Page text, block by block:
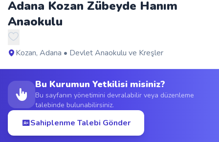
Okullar
Şehirler
Duyurular
S.S.S.
Adana Kozan Zübeyde Hanım
Anaokulu
Kozan, Adana • Devlet Anaokulu ve Kreşler
Bu Kurumun Yetkilisi misiniz?
Bu sayfanın yönetimini devralabilir veya düzenleme
talebinde bulunabilirsiniz.
Sahiplenme Talebi Gönder